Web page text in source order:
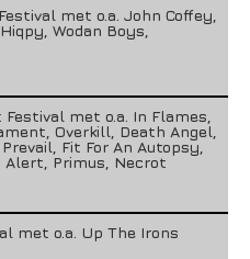
met o.a. John Coffey,
Wodan Boys,
met o.a. In Flames,
Overkill, Death Angel,
Fit For An Autopsy,
Primus, Necrot
met o.a. Up The Irons